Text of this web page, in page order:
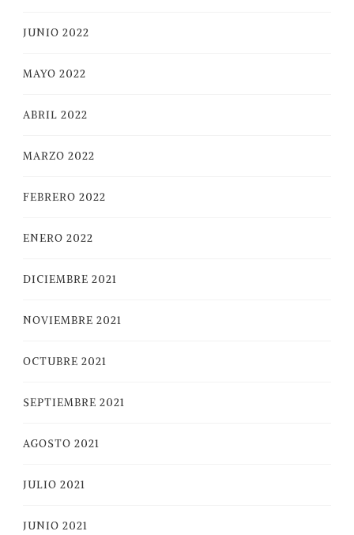
JUNIO 2022
MAYO 2022
ABRIL 2022
MARZO 2022
FEBRERO 2022
ENERO 2022
DICIEMBRE 2021
NOVIEMBRE 2021
OCTUBRE 2021
SEPTIEMBRE 2021
AGOSTO 2021
JULIO 2021
JUNIO 2021